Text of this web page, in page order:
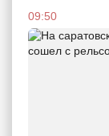
09:50